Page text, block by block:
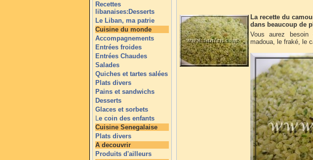
Recettes
libanaises:Desserts
Le Liban, ma patrie
Cuisine du monde
Accompagnements
Entrées froides
Entrées Chaudes
Salades
Quiches et tartes salées
Plats divers
Pains et sandwichs
Desserts
Glaces et sorbets
Le coin des enfants
Cuisine Senegalaise
Plats divers
A decouvrir
Produits d'ailleurs
La recette du
dans beaucoup de
Vous aurez besoin
madoua, le fraké, le